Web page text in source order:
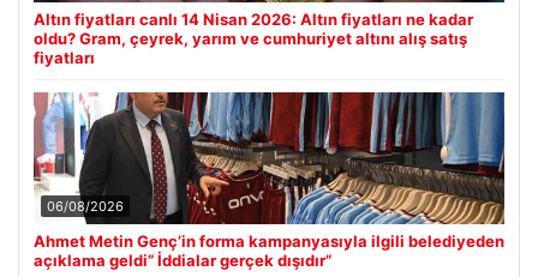
Altın fiyatları canlı 14 Nisan 2026: Altın fiyatları ne kadar
oldu? Gram, çeyrek, yarım ve cumhuriyet altını alış satış
fiyatları
06/08/2026
Ahmet Metin Genç’in forma kampanyasıyla ilgili belediyeden
açıklama geldi” İddialar gerçek dışıdır”